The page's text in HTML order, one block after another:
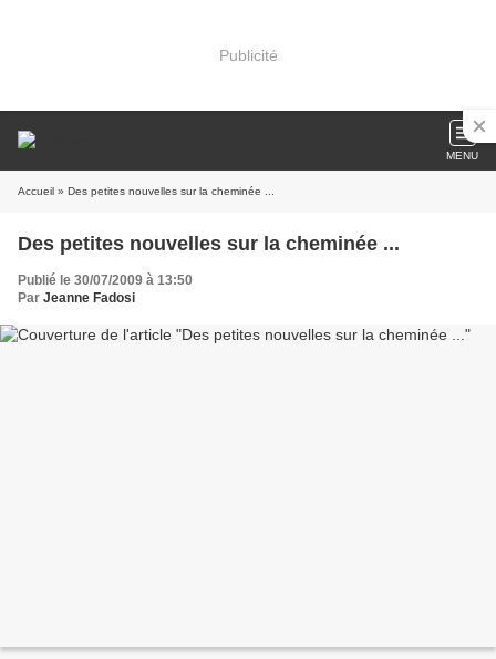
Publicité
MENU
Accueil » Des petites nouvelles sur la cheminée ...
Des petites nouvelles sur la cheminée ...
Publié le 30/07/2009 à 13:50
Par Jeanne Fadosi